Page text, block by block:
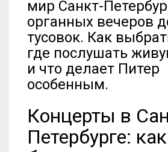
мир Санкт-
органных вечеров
тусовок. Как
где послушать
и что делает Питер
особенным.
Концерты в
Петербурге: